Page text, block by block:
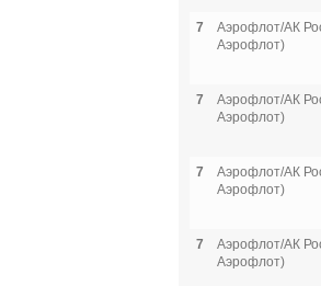
7
Аэрофлот/АК
Аэрофлот)
7
Аэрофлот/АК
Аэрофлот)
7
Аэрофлот/АК
Аэрофлот)
7
Аэрофлот/АК
Аэрофлот)